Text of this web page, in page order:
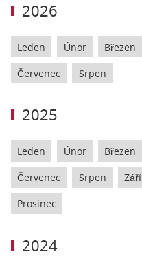
2026
Leden Únor Březen
Červenec Srpen
2025
Leden Únor Březen
Červenec Srpen Září
Prosinec
2024